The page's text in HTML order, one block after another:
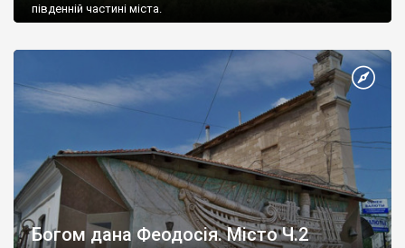
південній частині міста.
Богом дана Феодосія. Місто Ч.2